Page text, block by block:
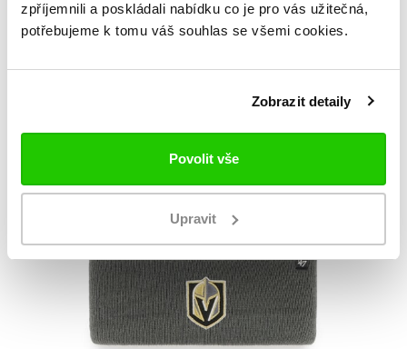
zpříjemnili a poskládali nabídku co je pro vás užitečná,
potřebujeme k tomu váš souhlas se všemi cookies.
Zobrazit detaily
Povolit vše
Upravit
NOVINKA